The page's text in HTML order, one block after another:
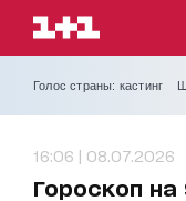
Голос страны: кастинг
16:06 | 08.07.2026
Гороскоп